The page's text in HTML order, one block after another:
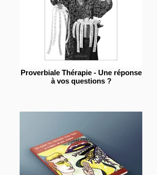
Proverbiale Thérapie - Une réponse
à vos questions ?